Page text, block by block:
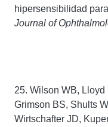
hipersensibilidad
Journal of
25. Wilson WB,
Grimson BS, Shults
Wirtschafter JD,